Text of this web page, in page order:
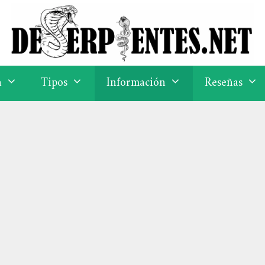
Tipos Información Reseñas